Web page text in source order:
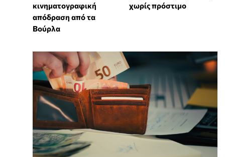
κινηματογραφική
απόδραση από τα
Βούρλα
χωρίς πρόστιμο